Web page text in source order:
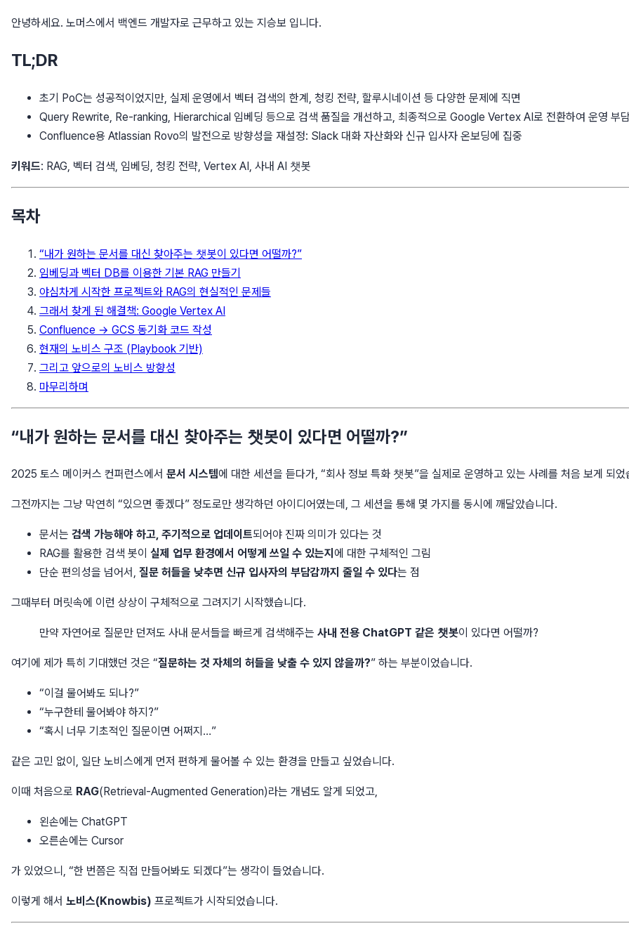
안녕하세요. 노머스에서 백엔드 개발자로 근무하고 있는 지승보 입니다.
TL;DR
초기 PoC는 성공적이었지만, 실제 운영에서 벡터 검색의 한계, 청킹 전략, 할루시네이션 등 다양한 문제에 직면
Query Rewrite, Re-ranking, Hierarchical 임베딩 등으로 검색 품질을 개선하고, 최종적으로 Google Vertex AI로 전환하여 운영 부
Confluence용 Atlassian Rovo의 발전으로 방향성을 재설정: Slack 대화 자산화와 신규 입사자 온보딩에 집중
키워드: RAG, 벡터 검색, 임베딩, 청킹 전략, Vertex AI, 사내 AI 챗봇
목차
“내가 원하는 문서를 대신 찾아주는 챗봇이 있다면 어떨까?”
임베딩과 벡터 DB를 이용한 기본 RAG 만들기
야심차게 시작한 프로젝트와 RAG의 현실적인 문제들
그래서 찾게 된 해결책: Google Vertex AI
Confluence → GCS 동기화 코드 작성
현재의 노비스 구조 (Playbook 기반)
그리고 앞으로의 노비스 방향성
마무리하며
“내가 원하는 문서를 대신 찾아주는 챗봇이 있다면 어떨까?”
2025 토스 메이커스 컨퍼런스에서 문서 시스템에 대한 세션을 듣다가, “회사 정보 특화 챗봇”을 실제로 운영하고 있는 사례를 처음 보게 되었
그전까지는 그냥 막연히 “있으면 좋겠다” 정도로만 생각하던 아이디어였는데, 그 세션을 통해 몇 가지를 동시에 깨달았습니다.
문서는 검색 가능해야 하고, 주기적으로 업데이트되어야 진짜 의미가 있다는 것
RAG를 활용한 검색 봇이 실제 업무 환경에서 어떻게 쓰일 수 있는지 에 대한 구체적인 그림
단순 편의성을 넘어서, 질문 허들을 낮추면 신규 입사자의 부담감까지 줄일 수 있다는 점
그때부터 머릿속에 이런 상상이 구체적으로 그려지기 시작했습니다.
만약 자연어로 질문만 던져도 사내 문서들을 빠르게 검색해주는 사내 전용 ChatGPT 같은 챗봇이 있다면 어떨까?
여기에 제가 특히 기대했던 것은 “질문하는 것 자체의 허들을 낮출 수 있지 않을까?” 하는 부분이었습니다.
“이걸 물어봐도 되나?”
“누구한테 물어봐야 하지?”
“혹시 너무 기초적인 질문이면 어쩌지…”
같은 고민 없이, 일단 노비스에게 먼저 편하게 물어볼 수 있는 환경을 만들고 싶었습니다.
이때 처음으로 RAG(Retrieval-Augmented Generation)라는 개념도 알게 되었고,
왼손에는 ChatGPT
오른손에는 Cursor
가 있었으니, “한 번쯤은 직접 만들어봐도 되겠다”는 생각이 들었습니다.
이렇게 해서 노비스(Knowbis) 프로젝트가 시작되었습니다.